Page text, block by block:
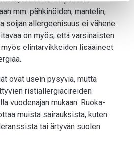
mm. pähkinöiden, mantelin,
soijan allergeenisuus ei vähene
on myös, että varsinaisten
elintarvikkeiden lisäaineet
ovat usein pysyviä, mutta
ristiallergiaoireiden
vuodenajan mukaan. Ruoka-
muista sairauksista, kuten
tai ärtyvän suolen